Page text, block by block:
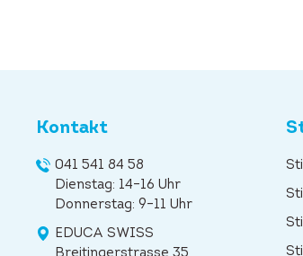
Kontakt
041 541 84 58
Dienstag: 14–16 Uhr
Donnerstag: 9–11 Uhr
EDUCA SWISS